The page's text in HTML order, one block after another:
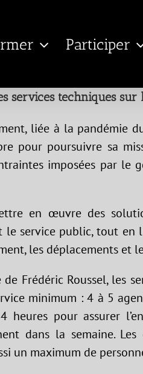
Participer
services techniques sur
liée à la pandémie
pour poursuivre sa
imposées par le
en œuvre des
le service public, tout en
les déplacements et
Frédéric Roussel, les
minimum : 4 à 5
pour assurer
dans la semaine.
un maximum de